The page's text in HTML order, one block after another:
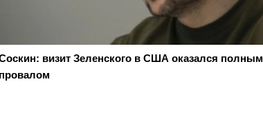
визит Зеленского в США оказался полным
провалом